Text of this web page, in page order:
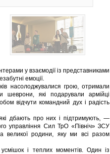
у взаємодії із представниками
емоції.
насолоджувалися грою, отримали
шеврони, які подарували армійці
відчути командний дух і радість
дбають про них і підтримують, —
управління Сил ТрО «Північ» ЗСУ
великої родини, яку ми всі разом
і теплих моментів. Один із